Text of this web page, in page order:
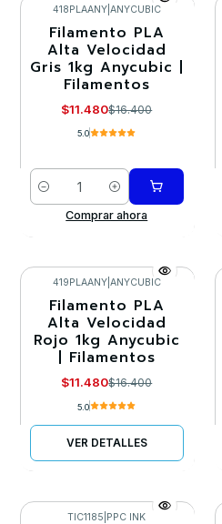
-30%
418PLAANY| ANYCUBIC
Filamento PLA
Alta Velocidad
Gris 1kg Anycubic |
Filamentos
$11.480$16.400
5.0
Cantidad
Comprar ahora
-30%
Agotado
419PLAANY| ANYCUBIC
Filamento PLA
Alta Velocidad
Rojo 1kg Anycubic
| Filamentos
$11.480$16.400
5.0
VER DETALLES
TIC1185 PPC INK